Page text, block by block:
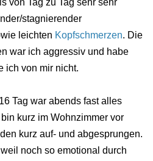
von Tag zu Tag sehr sehr
stagnierender
leichten Kopfschmerzen. Die
war ich aggressiv und habe
ich von mir nicht.
Tag war abends fast alles
kurz im Wohnzimmer vor
kurz auf- und abgesprungen.
noch so emotional durch